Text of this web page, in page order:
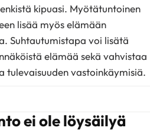
kipuasi. Myötätuntoinen
lisää myös elämään
Suhtautumistapa voi lisätä
elämää sekä vahvistaa
tulevaisuuden vastoinkäymisiä.
ei ole löysäilyä